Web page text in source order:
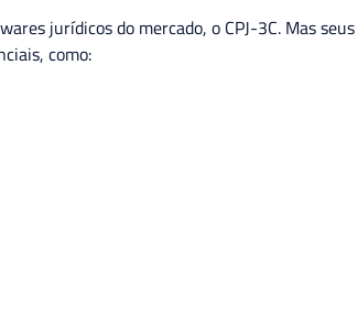
jurídicos do mercado, o CPJ-3C. Mas seus
como: